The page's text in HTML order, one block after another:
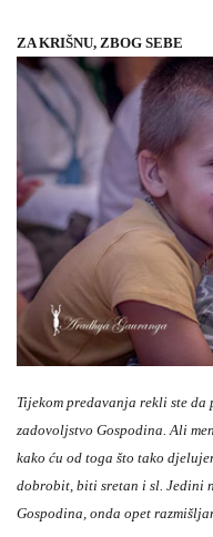
ZA KRIŠNU, ZBOG SEBE
Tijekom predavanja rekli ste da
zadovoljstvo Gospodina. Ali
kako ću od toga što tako
dobrobit, biti sretan i sl. Jedini
Gospodina, onda opet